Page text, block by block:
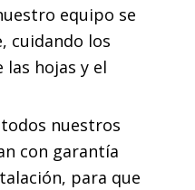
equipo se
cuidando los
las hojas y el
nuestros
con garantía
para que